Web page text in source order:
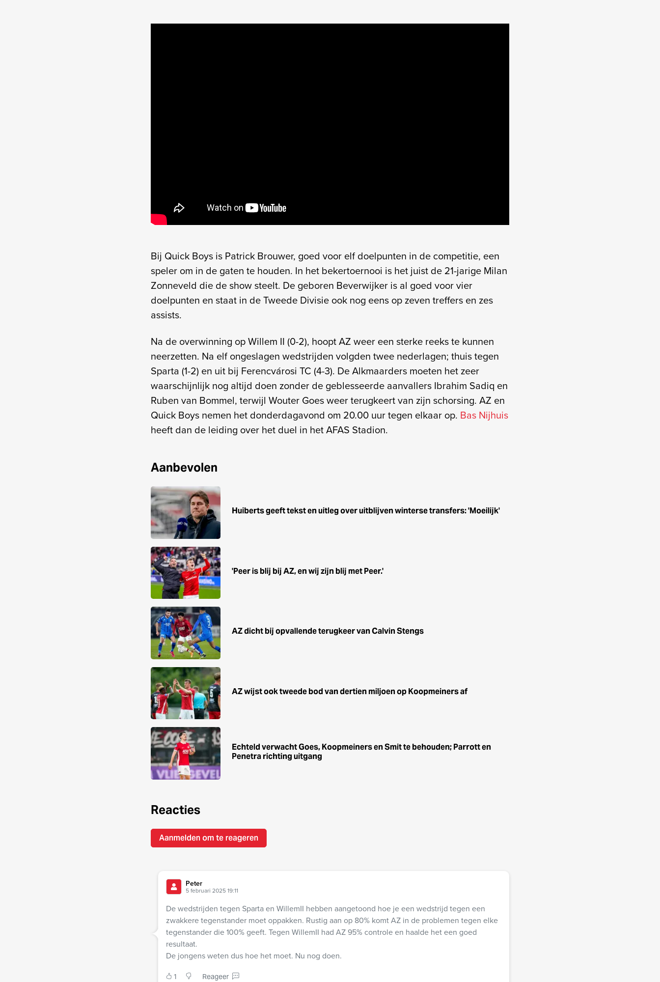
Bij Quick Boys is Patrick Brouwer, goed voor elf doelpunten in de competitie, een
speler om in de gaten te houden. In het bekertoernooi is het juist de 21-jarige Milan
Zonneveld die de show steelt. De geboren Beverwijker is al goed voor vier
doelpunten en staat in de Tweede Divisie ook nog eens op zeven treffers en zes
assists.
Na de overwinning op Willem II (0-2), hoopt AZ weer een sterke reeks te kunnen
neerzetten. Na elf ongeslagen wedstrijden volgden twee nederlagen; thuis tegen
Sparta (1-2) en uit bij Ferencvárosi TC (4-3). De Alkmaarders moeten het zeer
waarschijnlijk nog altijd doen zonder de geblesseerde aanvallers Ibrahim Sadiq en
Ruben van Bommel, terwijl Wouter Goes weer terugkeert van zijn schorsing. AZ en
Quick Boys nemen het donderdagavond om 20.00 uur tegen elkaar op. Bas Nijhuis
heeft dan de leiding over het duel in het AFAS Stadion.
Aanbevolen
Huiberts geeft tekst en uitleg over uitblijven winterse transfers: 'Moeilijk'
'Peer is blij bij AZ, en wij zijn blij met Peer.'
AZ dicht bij opvallende terugkeer van Calvin Stengs
AZ wijst ook tweede bod van dertien miljoen op Koopmeiners af
Echteld verwacht Goes, Koopmeiners en Smit te behouden; Parrott en
Penetra richting uitgang
Reacties
Aanmelden om te reageren
Peter
5 februari 2025 19:11
De wedstrijden tegen Sparta en WillemII hebben aangetoond hoe je een wedstrijd tegen een
zwakkere tegenstander moet oppakken. Rustig aan op 80% komt AZ in de problemen tegen elke
tegenstander die 100% geeft. Tegen WillemII had AZ 95% controle en haalde het een goed
resultaat.
De jongens weten dus hoe het moet. Nu nog doen.
1 Reageer